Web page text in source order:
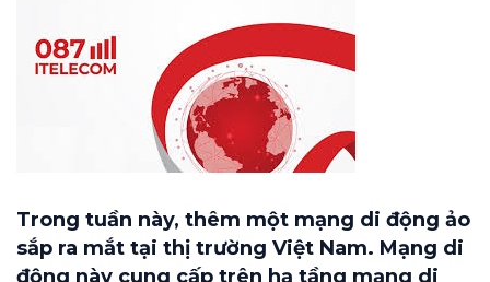
Trong tuần này, thêm một mạng di động ảo
sắp ra mắt tại thị trường Việt Nam. Mạng di
động này cung cấp trên hạ tầng mạng di